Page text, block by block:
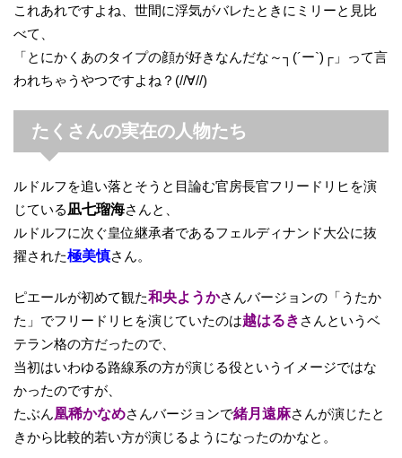
これあれですよね、世間に浮気がバレたときにミリーと見比
べて、
「とにかくあのタイプの顔が好きなんだな～┐(´ー`)┌」って言
われちゃうやつですよね？(//∀//)
たくさんの実在の人物たち
ルドルフを追い落とそうと目論む官房長官フリードリヒを演
じている凪七瑠海さんと、
ルドルフに次ぐ皇位継承者であるフェルディナンド大公に抜
擢された極美慎さん。
ピエールが初めて観た和央ようかさんバージョンの「うたか
た」でフリードリヒを演じていたのは越はるき さんというベ
テラン格の方だったので、
当初はいわゆる路線系の方が演じる役というイメージではな
かったのですが、
たぶん凰稀かなめさんバージョンで緒月遠麻さんが演じたと
きから比較的若い方が演じるようになったのかなと。